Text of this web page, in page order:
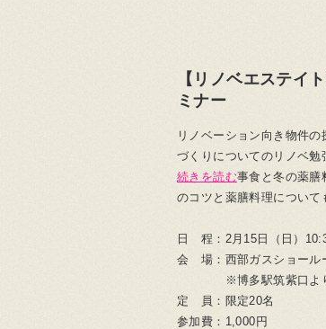
【リノベエステイ
ミナー
リノベーション向き物件
づくりについてのリノベ勉
続きを読む事食と冬の薬膳
のコツと薬膳料理について
日 程：2月15日（日）
会 場：西部ガスショール
※博多駅筑紫口より
定 員：限定20名
参加費：1,000円